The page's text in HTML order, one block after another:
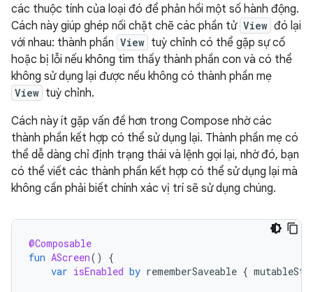
các thuộc tính của loại đó để phản hồi một số hành động.
Cách này giúp ghép nối chặt chẽ các phần tử View đó lại
với nhau: thành phần View tuỳ chỉnh có thể gặp sự cố
hoặc bị lỗi nếu không tìm thấy thành phần con và có thể
không sử dụng lại được nếu không có thành phần mẹ
View tuỳ chỉnh.
Cách này ít gặp vấn đề hơn trong Compose nhờ các
thành phần kết hợp có thể sử dụng lại. Thành phần mẹ có
thể dễ dàng chỉ định trạng thái và lệnh gọi lại, nhờ đó, bạn
có thể viết các thành phần kết hợp có thể sử dụng lại mà
không cần phải biết chính xác vị trí sẽ sử dụng chúng.
@Composable
fun AScreen()
{
var isEnabled by rememberSaveable {